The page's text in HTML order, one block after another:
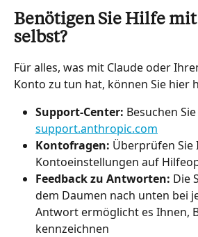
Benötigen Sie Hilfe
selbst?
Für alles, was mit Claude oder
Konto zu tun hat, können Sie hier
Support-Center: Besuchen Sie
support.anthropic.com
Kontofragen: Überprüfen Sie
Kontoeinstellungen auf
Feedback zu Antworten: Die
dem Daumen nach unten bei
Antwort ermöglicht es Ihnen,
kennzeichnen